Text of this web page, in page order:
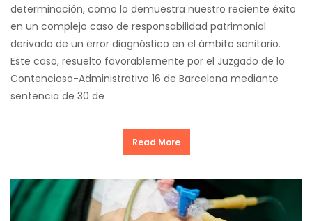
determinación, como lo demuestra nuestro reciente éxito
en un complejo caso de responsabilidad patrimonial
derivado de un error diagnóstico en el ámbito sanitario.
Este caso, resuelto favorablemente por el Juzgado de lo
Contencioso-Administrativo 16 de Barcelona mediante
sentencia de 30 de
Read More